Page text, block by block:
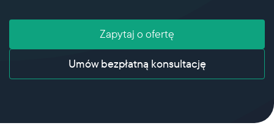
Zapytaj o ofertę
Umów bezpłatną konsultację